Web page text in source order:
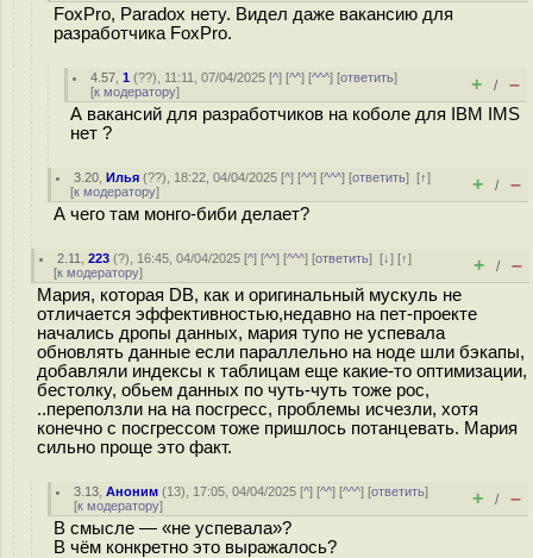
FoxPro, Paradox нету. Видел даже вакансию для
разработчика FoxPro.
4.57 ,1 (??), 11:11, 07/04/2025 [^] [^^] [^^^] [ответить]
[к модератору] + / –
А вакансий для разработчиков на коболе для IBM IMS
нет ?
3.20 ,Илья (??), 18:22, 04/04/2025 [^] [^^] [^^^] [ответить][↑]
[к модератору] + / –
А чего там монго-биби делает?
2.11 ,223 (?), 16:45, 04/04/2025 [^] [^^] [^^^] [ответить][↓] [↑]
[к модератору] + / –
Мария, которая DB, как и оригинальный мускуль не
отличается эффективностью,недавно на пет-проекте
начались дропы данных, мария тупо не успевала
обновлять данные если параллельно на ноде шли бэкапы,
добавляли индексы к таблицам еще какие-то оптимизации,
бестолку, обьем данных по чуть-чуть тоже рос,
..переползли на на посгресс, проблемы исчезли, хотя
конечно с посгрессом тоже пришлось потанцевать. Мария
сильно проще это факт.
3.13 ,Аноним (13), 17:05, 04/04/2025 [^] [^^] [^^^] [ответить]
[к модератору] + / –
В смысле — «не успевала»?
В чём конкретно это выражалось?